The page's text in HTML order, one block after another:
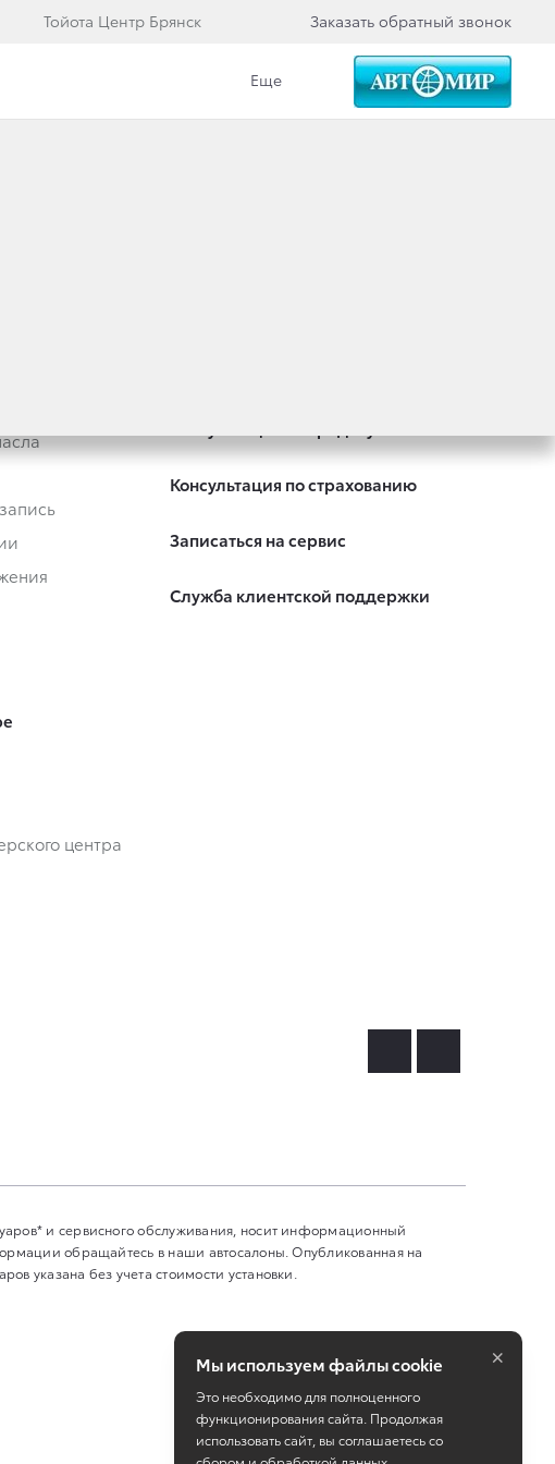
Тойота Центр Брянск Заказать обратный звонок
Еще
центра
Консультация по страхованию
Записаться на сервис
Служба клиентской поддержки
и сервисного обслуживания, носит информационный
обращайтесь в наши автосалоны. Опубликованная на
указана без учета стоимости установки.
Мы используем файлы cookie
Это необходимо для полноценного
функционирования сайта. Продолжая
использовать сайт, вы соглашаетесь со
×